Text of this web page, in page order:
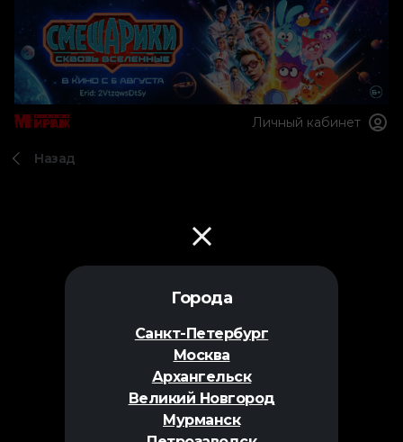
Города
Санкт-Петербург
Москва
Архангельск
Великий Новгород
Мурманск
Личный кабинет
Назад